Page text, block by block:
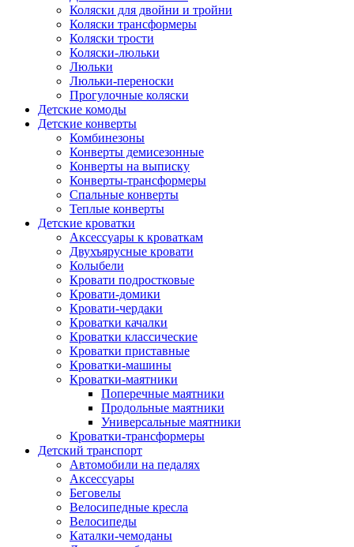
Коляски для двойни и тройни
Коляски трансформеры
Коляски трости
Коляски-люльки
Люльки
Люльки-переноски
Прогулочные коляски
Детские комоды
Детские конверты
Комбинезоны
Конверты демисезонные
Конверты на выписку
Конверты-трансформеры
Спальные конверты
Теплые конверты
Детские кроватки
Аксессуары к кроваткам
Двухъярусные кровати
Колыбели
Кровати подростковые
Кровати-домики
Кровати-чердаки
Кроватки качалки
Кроватки классические
Кроватки приставные
Кроватки-машины
Кроватки-маятники
Поперечные маятники
Продольные маятники
Универсальные маятники
Кроватки-трансформеры
Детский транспорт
Автомобили на педалях
Аксессуары
Беговелы
Велосипедные кресла
Велосипеды
Каталки-чемоданы